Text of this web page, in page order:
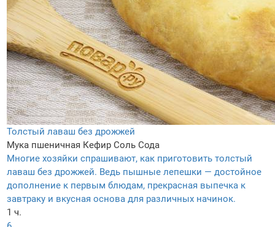
Толстый лаваш без дрожжей
Мука пшеничная Кефир Соль Сода
Многие хозяйки спрашивают, как приготовить толстый
лаваш без дрожжей. Ведь пышные лепешки — достойное
дополнение к первым блюдам, прекрасная выпечка к
завтраку и вкусная основа для различных начинок.
1 ч.